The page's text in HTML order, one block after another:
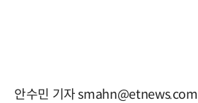
안수민 기자 smahn@etnews.com